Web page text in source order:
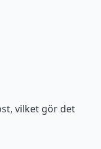
vilket gör det